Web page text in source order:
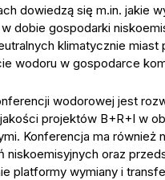
dowiedzą się m.in. jakie
dobie gospodarki
klimatycznie
wodoru w gospodarce
wodorowej jest
projektów B+R+I w
Konferencja ma również
niskoemisyjnych oraz
platformy wymiany i